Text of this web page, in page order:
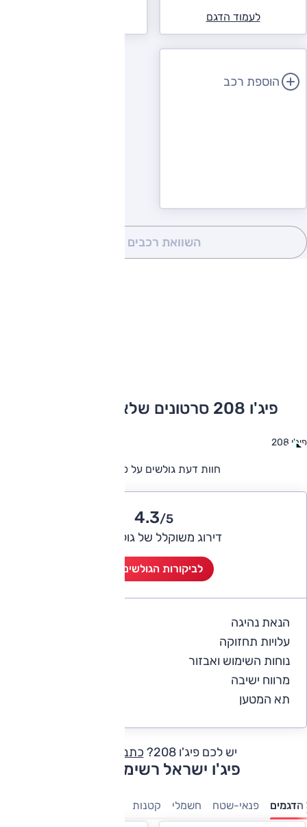
לעמוד הדגם
הוספת רכב
השוואת רכבים
פיג'ו 208 סרטונים שלא תרצו לפספס
פיג'ו 208
חוות דעת גולשים על פיג'ו 208
4.3/5
דירוג משוקלל של גולשי אוטו
לביקורות הגולשים (3)
הנאת נהיגה
עלויות תחזוקה
נוחות השימוש ואבזור
מרווח ישיבה
תא המטען
יש לכם פיג'ו 208? כתבו חוות דעת
פיג'ו ישראל רשימת דגמים
הדגמים פנאי-שטח חשמלי קטנות